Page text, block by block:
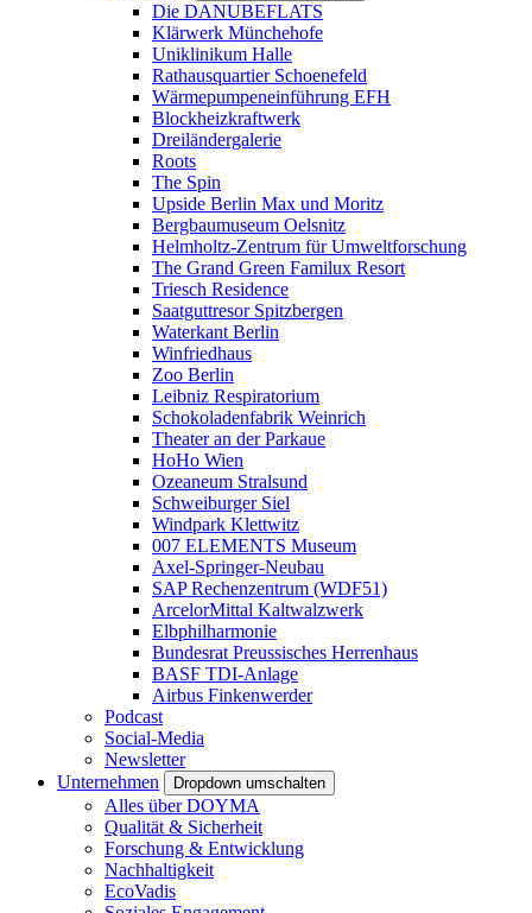
Die DANUBEFLATS
Klärwerk Münchehofe
Uniklinikum Halle
Rathausquartier Schoenefeld
Wärmepumpeneinführung EFH
Blockheizkraftwerk
Dreiländergalerie
Roots
The Spin
Upside Berlin Max und Moritz
Bergbaumuseum Oelsnitz
Helmholtz-Zentrum für Umweltforschung
The Grand Green Familux Resort
Triesch Residence
Saatguttresor Spitzbergen
Waterkant Berlin
Winfriedhaus
Zoo Berlin
Leibniz Respiratorium
Schokoladenfabrik Weinrich
Theater an der Parkaue
HoHo Wien
Ozeaneum Stralsund
Schweiburger Siel
Windpark Klettwitz
007 ELEMENTS Museum
Axel-Springer-Neubau
SAP Rechenzentrum (WDF51)
ArcelorMittal Kaltwalzwerk
Elbphilharmonie
Bundesrat Preussisches Herrenhaus
BASF TDI-Anlage
Airbus Finkenwerder
Podcast
Social-Media
Newsletter
Unternehmen
Dropdown umschalten
Alles über DOYMA
Qualität & Sicherheit
Forschung & Entwicklung
Nachhaltigkeit
EcoVadis